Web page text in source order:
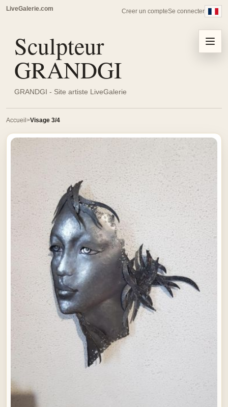
LiveGalerie.com Creer un compteSe connecter
Sculpteur
GRANDGI
GRANDGI - Site artiste LiveGalerie
Menu
Accueil Visage 3/4